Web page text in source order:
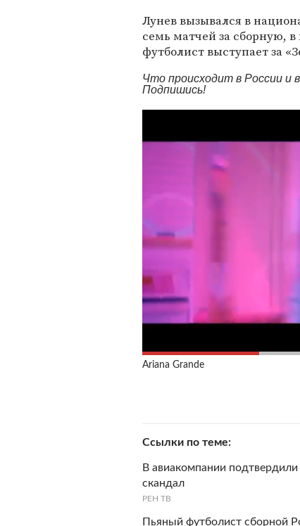
Лунев вызывался в
семь матчей за сборную,
футболист выступает за
Что происходит в России и
Подпишись!
Ariana Grande
Ссылки по теме
В авиакомпании
скандал
РЕН ТВ
Пьяный футболист сборной